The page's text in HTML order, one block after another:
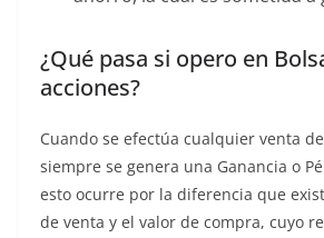
¿Qué pasa si opero en
acciones?
Cuando se efectúa cualquier venta
siempre se genera una Ganancia o
esto ocurre por la diferencia que
de venta y el valor de compra, cuyo